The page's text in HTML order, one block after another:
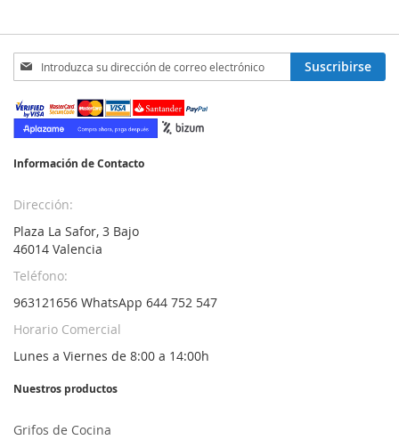
Inscríbase
a
nuestro
boletín
de
Suscribirse
Información de Contacto
Dirección:
Plaza La Safor, 3 Bajo
46014 Valencia
Teléfono:
963121656 WhatsApp 644 752 547
Horario Comercial
Lunes a Viernes de 8:00 a 14:00h
Nuestros productos
Grifos de Cocina